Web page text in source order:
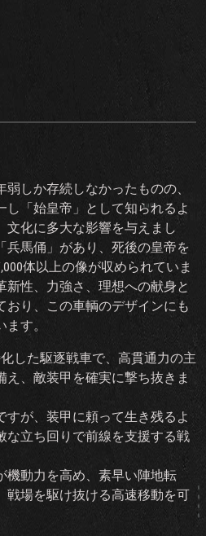
しか存続しなかったものの、
し「始皇帝」として知られるよ
文化に多大な影響を与えまし
兵馬俑」があり、死後の皇帝を
体以上の像が収められていま
新性、力強さ、理想への献身と
おり、この車輌のデザインにも
す。
した駆逐戦車で、高貫通力の主
え、敵装甲を確実に撃ち抜きま
すが、装甲に頼って生き残るよ
な立ち回りで前線を支援する戦
機動力を高め、素早い陣地転
戦場を駆け抜ける高速移動を可